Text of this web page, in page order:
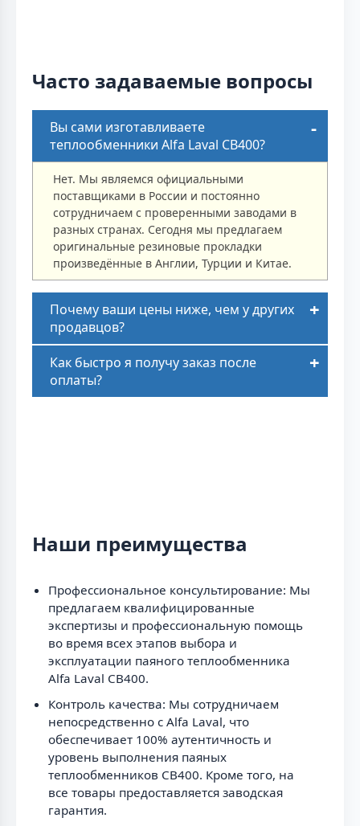
Часто задаваемые вопросы
Вы сами изготавливаете
теплообменники Alfa Laval CB400?
Нет. Мы являемся официальными
поставщиками в России и постоянно
сотрудничаем с проверенными заводами в
разных странах. Сегодня мы предлагаем
оригинальные резиновые прокладки
произведённые в Англии, Турции и Китае.
Почему ваши цены ниже, чем у других
продавцов?
Как быстро я получу заказ после
оплаты?
Наши преимущества
Профессиональное консультирование: Мы
предлагаем квалифицированные
экспертизы и профессиональную помощь
во время всех этапов выбора и
эксплуатации паяного теплообменника
Alfa Laval CB400.
Контроль качества: Мы сотрудничаем
непосредственно с Alfa Laval, что
обеспечивает 100% аутентичность и
уровень выполнения паяных
теплообменников CB400. Кроме того, на
все товары предоставляется заводская
гарантия.